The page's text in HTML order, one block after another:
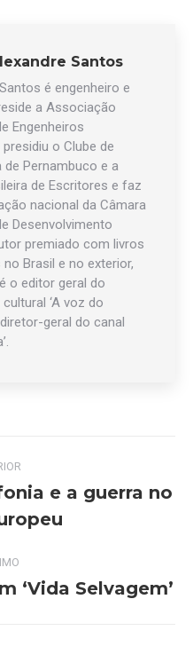
Santos
é engenheiro e
a Associação
Engenheiros
o Clube de
de Pernambuco e a
de Escritores e faz
nacional da Câmara
Desenvolvimento
premiado com livros
Brasil e no exterior,
o editor geral do
‘A voz do
geral do canal
e a guerra no
‘Vida Selvagem’